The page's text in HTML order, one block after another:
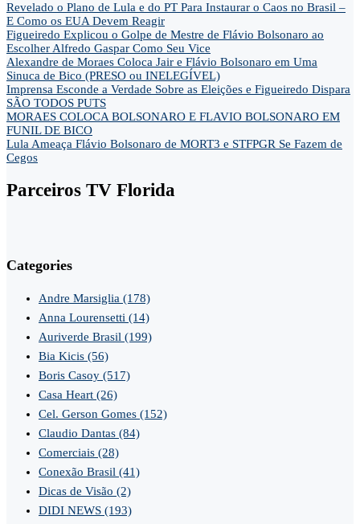
Revelado o Plano de Lula e do PT Para Instaurar o Caos no Brasil –
E Como os EUA Devem Reagir
Figueiredo Explicou o Golpe de Mestre de Flávio Bolsonaro ao
Escolher Alfredo Gaspar Como Seu Vice
Alexandre de Moraes Coloca Jair e Flávio Bolsonaro em Uma
Sinuca de Bico (PRESO ou INELEGÍVEL)
Imprensa Esconde a Verdade Sobre as Eleições e Figueiredo Dispara
SÃO TODOS PUTS
MORAES COLOCA BOLSONARO E FLAVIO BOLSONARO EM
FUNIL DE BICO
Lula Ameaça Flávio Bolsonaro de MORT3 e STFPGR Se Fazem de
Cegos
Parceiros TV Florida
Categories
Andre Marsiglia (178)
Anna Lourensetti (14)
Auriverde Brasil (199)
Bia Kicis (56)
Boris Casoy (517)
Casa Heart (26)
Cel. Gerson Gomes (152)
Claudio Dantas (84)
Comerciais (28)
Conexão Brasil (41)
Dicas de Visão (2)
DIDI NEWS (193)